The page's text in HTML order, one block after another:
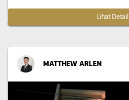
Lihat Detail
MATTHEW ARLEN